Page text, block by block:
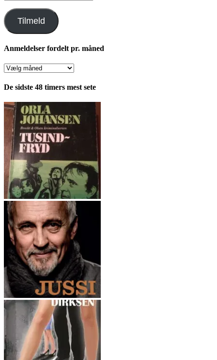
mail-
adresse
Tilmeld
Anmeldelser fordelt pr. måned
Anmeldelser
pr.
De sidste 48 timers mest sete